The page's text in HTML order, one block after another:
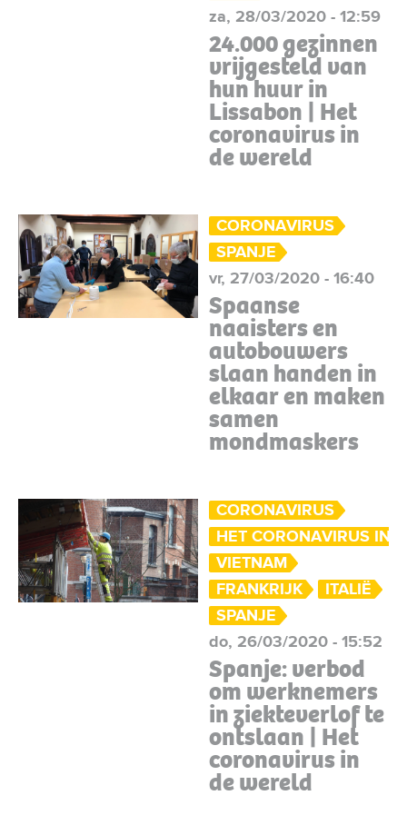
za, 28/03/2020 - 12:59
24.000 gezinnen
vrijgesteld van
hun huur in
Lissabon | Het
coronavirus in
de wereld
CORONAVIRUS
SPANJE
vr, 27/03/2020 - 16:40
Spaanse
naaisters en
autobouwers
slaan handen in
elkaar en maken
samen
mondmaskers
CORONAVIRUS
HET CORONAVIRUS IN
VIETNAM
FRANKRIJK
ITALIË
SPANJE
do, 26/03/2020 - 15:52
Spanje: verbod
om werknemers
in ziekteverlof te
ontslaan | Het
coronavirus in
de wereld